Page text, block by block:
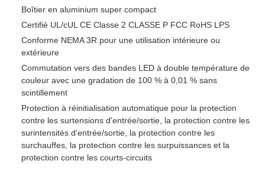
Boîtier en aluminium super compact
Certifié UL/cUL CE Classe 2 CLASSE P FCC RoHS LPS
Conforme NEMA 3R pour une utilisation intérieure ou
extérieure
Commutation vers des bandes LED à double température de
couleur avec une gradation de 100 % à 0,01 % sans
scintillement
Protection à réinitialisation automatique pour la protection
contre les surtensions d'entrée/sortie, la protection contre les
surintensités d'entrée/sortie, la protection contre les
surchauffes, la protection contre les surpuissances et la
protection contre les courts-circuits